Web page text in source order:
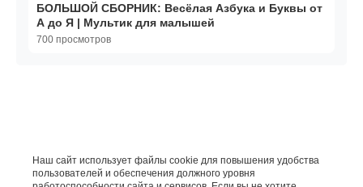
БОЛЬШОЙ СБОРНИК: Весёлая Азбука и Буквы от
А до Я | Мультик для малышей
700 просмотров
Наш сайт использует файлы cookie для повышения удобства
пользователей и обеспечения должного уровня